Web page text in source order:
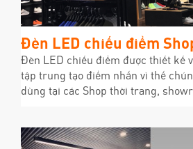
Đèn LED chiếu điểm
Đèn LED chiếu điểm được thiết kế
tập trung tạo điểm nhấn vì thế
dùng tại các Shop thời trang,